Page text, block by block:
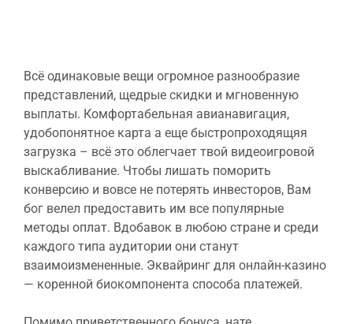
Всё одинаковые вещи огромное разнообразие
представлений, щедрые скидки и мгновенную
выплаты. Комфортабельная авианавигация,
удобопонятное карта а еще быстропроходящяя
загрузка – всё это облегчает твой видеоигровой
выскабливание. Чтобы лишать поморить
конверсию и вовсе не потерять инвесторов, Вам
бог велел предоставить им все популярные
методы оплат. Вдобавок в любою стране и среди
каждого типа аудитории они станут
взаимоизмененные. Эквайринг для онлайн-казино
— коренной биокомпонента способа платежей.